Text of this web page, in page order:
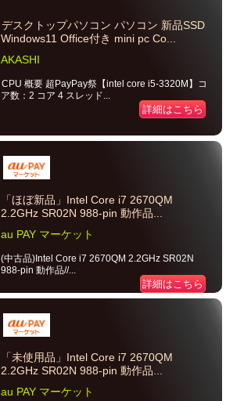
デスクトップパソコン パソコン 新品SSD
Windows11 Office付き mini pc Co...
AKASHI
CPU 概要 超PayPay祭【intel core i5-3320M】コ
ア数：2 コア 4 スレッド...
詳細はこちら
「ほぼ新品」Intel Core i7 2670QM
2.2GHz SR02N 988-pin 動作品...
au PAY マーケット
(中古品)Intel Core i7 2670QM 2.2GHz SR02N
988-pin 動作品//...
詳細はこちら
「未使用品」Intel Core i7 2670QM
2.2GHz SR02N 988-pin 動作品...
au PAY マーケット